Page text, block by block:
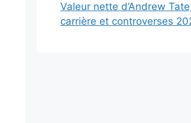
Valeur nette d’Andrew
carrière et controverses